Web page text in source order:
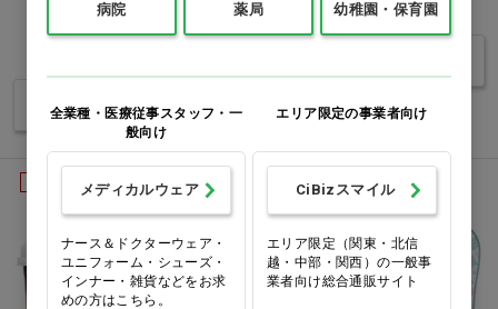
価格：ログイン後表示
バリエーションを見る
価格：ログイン後表示
Ciオリジナル
病院 薬局 幼稚園・保育園
全業種・医療従事スタッフ・一
般向け
メディカルウェア
ナース＆ドクターウェア・
ユニフォーム・シューズ・
インナー・雑貨などをお求
めの方はこちら。
エリア限定の事業者向け
CiBizスマイル
エリア限定（関東・北信
越・中部・関西）の一般事
業者向け総合通販サイト